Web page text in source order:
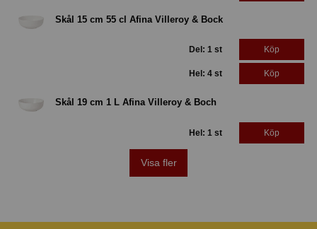
Skål 15 cm 55 cl Afina Villeroy & Bock
Del: 1 st Köp
Hel: 4 st Köp
Skål 19 cm 1 L Afina Villeroy & Boch
Hel: 1 st Köp
Visa fler